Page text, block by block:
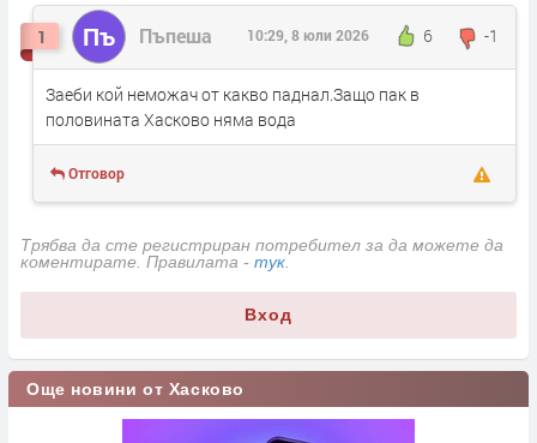
1 Пъ Пъпеша 6 -1
10:29, 8 юли 2026
Заеби кой неможач от какво паднал.Защо пак в
половината Хасково няма вода
Отговор
Трябва да сте регистриран потребител за да можете да
коментирате. Правилата - тук.
Вход
Още новини от Хасково